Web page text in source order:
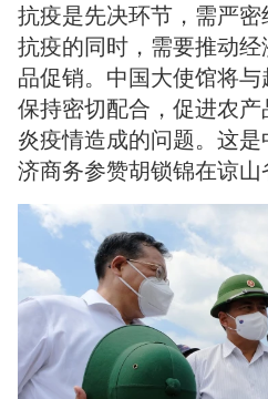
抗疫是先决环节，需严
抗疫的同时，需要推动
品促销。中国大使馆将
保持密切配合，促进农
炎疫情造成的问题。这
济商务参赞胡锁锦在谅山